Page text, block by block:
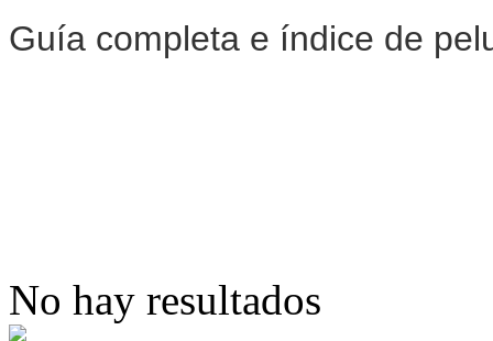
Guía completa e índice de
No hay resultados